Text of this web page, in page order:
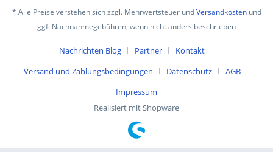
* Alle Preise verstehen sich zzgl. Mehrwertsteuer undVersandkostenund
ggf. Nachnahmegebühren, wenn nicht anders beschrieben
Nachrichten Blog Partner
Kontakt
Versand und Zahlungsbedingungen
Datenschutz
AGB
Impressum
Realisiert mit Shopware